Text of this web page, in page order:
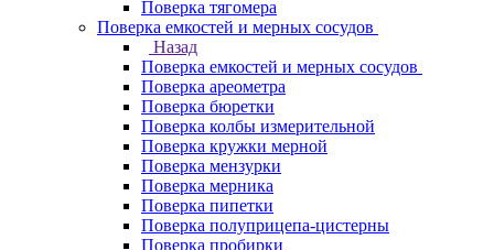
Поверка тягомера
Поверка емкостей и мерных сосудов
Назад
Поверка емкостей и мерных сосудов
Поверка ареометра
Поверка бюретки
Поверка колбы измерительной
Поверка кружки мерной
Поверка мензурки
Поверка мерника
Поверка пипетки
Поверка полуприцепа-цистерны
Поверка пробирки